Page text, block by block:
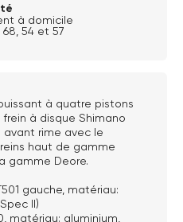
à domicile
54 et 57
à quatre pistons
à disque Shimano
avant rime avec le
haut de gamme
gamme Deore.
gauche, matériau:
II)
matériau: aluminium,